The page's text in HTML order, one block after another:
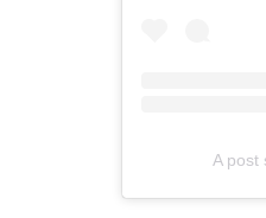
A post